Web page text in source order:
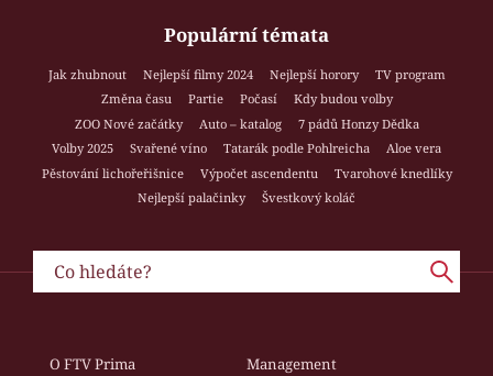
Populární témata
Jak zhubnout Nejlepší filmy 2024 Nejlepší horory
TV program
Změna času
Partie Počasí
Kdy budou volby
ZOO Nové začátky
Auto – katalog
7 pádů Honzy Dědka
Volby 2025
Svařené víno Tatarák podle Pohlreicha
Aloe vera
Pěstování lichořeřišnice
Výpočet ascendentu
Tvarohové knedlíky
Nejlepší palačinky
Švestkový koláč
O FTV Prima
Management